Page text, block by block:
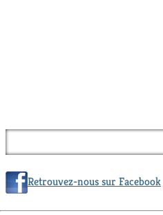
Retrouvez-nous sur Facebook